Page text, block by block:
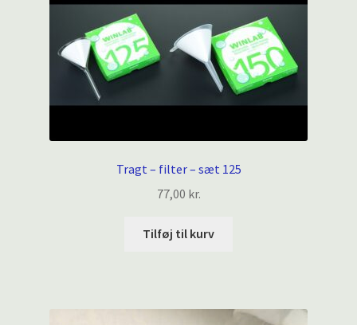
Tragt – filter – sæt 125
77,00 kr.
Tilføj til kurv